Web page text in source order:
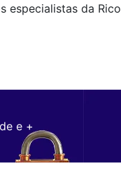
especialistas da Rico
e +